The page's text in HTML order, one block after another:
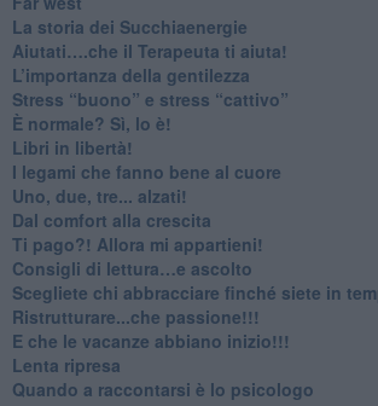
​La storia dei Succhiaenergie
​Aiutati….che il Terapeuta ti aiuta!
​L’importanza della gentilezza
​Stress “buono” e stress “cattivo”
​È normale? Sì, lo è!
​Libri in libertà!
​I legami che fanno bene al cuore
Uno, due, tre... alzati!​
​Dal comfort alla crescita
​Ti pago?! Allora mi appartieni!​
​Consigli di lettura…e ascolto
​Scegliete chi abbracciare finché siete in
​Ristrutturare...che passione!!!
​E che le vacanze abbiano inizio!!!
​Lenta ripresa
​Quando a raccontarsi è lo psicologo